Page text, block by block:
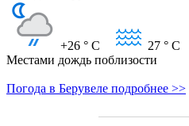
+26 ° C 27 ° C
Местами дождь поблизости
Погода в Берувеле подробнее >>